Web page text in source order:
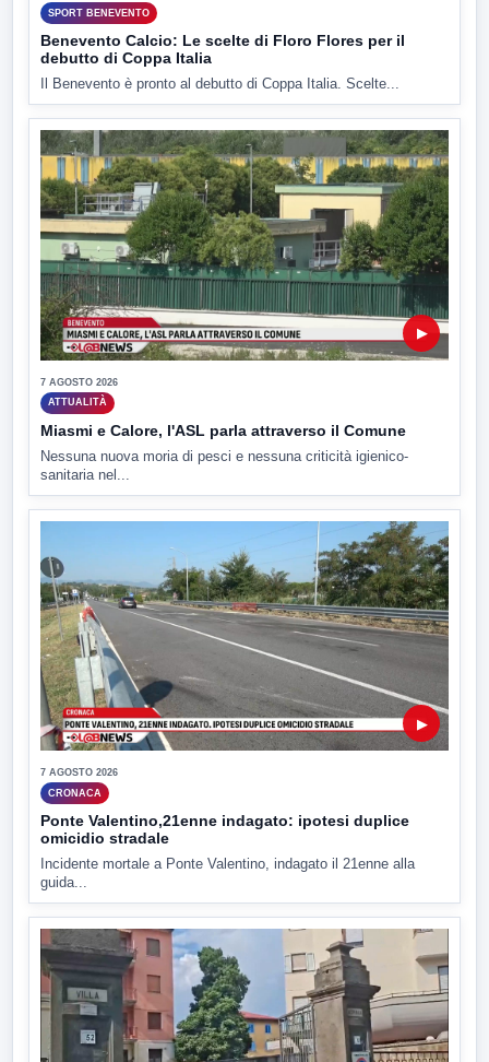
SPORT BENEVENTO
Benevento Calcio: Le scelte di Floro Flores per il
debutto di Coppa Italia
Il Benevento è pronto al debutto di Coppa Italia. Scelte...
▶
7 AGOSTO 2026
ATTUALITÀ
Miasmi e Calore, l'ASL parla attraverso il Comune
Nessuna nuova moria di pesci e nessuna criticità igienico-
sanitaria nel...
▶
7 AGOSTO 2026
CRONACA
Ponte Valentino,21enne indagato: ipotesi duplice
omicidio stradale
Incidente mortale a Ponte Valentino, indagato il 21enne alla
guida...